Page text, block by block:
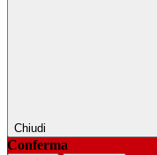
Chiudi
Conferma